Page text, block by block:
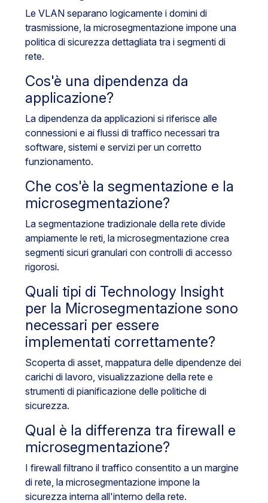
Le VLAN separano logicamente i domini di
trasmissione, la microsegmentazione impone una
politica di sicurezza dettagliata tra i segmenti di
rete.
Cos'è una dipendenza da
applicazione?
La dipendenza da applicazioni si riferisce alle
connessioni e ai flussi di traffico necessari tra
software, sistemi e servizi per un corretto
funzionamento.
Che cos'è la segmentazione e la
microsegmentazione?
La segmentazione tradizionale della rete divide
ampiamente le reti, la microsegmentazione crea
segmenti sicuri granulari con controlli di accesso
rigorosi.
Quali tipi di Technology Insight
per la Microsegmentazione sono
necessari per essere
implementati correttamente?
Scoperta di asset, mappatura delle dipendenze dei
carichi di lavoro, visualizzazione della rete e
strumenti di pianificazione delle politiche di
sicurezza.
Qual è la differenza tra firewall e
microsegmentazione?
I firewall filtrano il traffico consentito a un margine
di rete, la microsegmentazione impone la
sicurezza interna all'interno della rete.